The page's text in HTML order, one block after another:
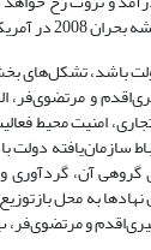
دولت باشد،
امنیت محیط
سازمان‌یافته
آن، گردآوری
به محل
و مرتضوی‌فر،